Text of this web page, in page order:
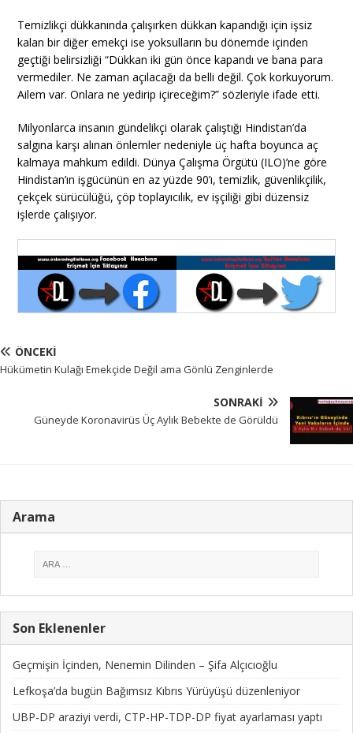
Temizlikçi dükkanında çalışırken dükkan kapandığı için işsiz
kalan bir diğer emekçi ise yoksulların bu dönemde içinden
geçtiği belirsizliği “Dükkan iki gün önce kapandı ve bana para
vermediler. Ne zaman açılacağı da belli değil. Çok korkuyorum.
Ailem var. Onlara ne yedirip içireceğim?” sözleriyle ifade etti.
Milyonlarca insanın gündelikçi olarak çalıştığı Hindistan’da
salgına karşı alınan önlemler nedeniyle üç hafta boyunca aç
kalmaya mahkum edildi. Dünya Çalışma Örgütü (ILO)’ne göre
Hindistan’ın işgücünün en az yüzde 90’ı, temizlik, güvenlikçilik,
çekçek sürücülüğü, çöp toplayıcılık, ev işçiliği gibi düzensiz
işlerde çalışıyor.
ÖNCEKI
Hükümetin Kulağı Emekçide Değil ama Gönlü Zenginlerde
SONRAKI
Güneyde Koronavirüs Üç Aylık Bebekte de Görüldü
Arama
Son Eklenenler
Geçmişin İçinden, Nenemin Dilinden – Şifa Alçıcıoğlu
Lefkoşa’da bugün Bağımsız Kıbrıs Yürüyüşü düzenleniyor
UBP-DP araziyi verdi, CTP-HP-TDP-DP fiyat ayarlaması yaptı